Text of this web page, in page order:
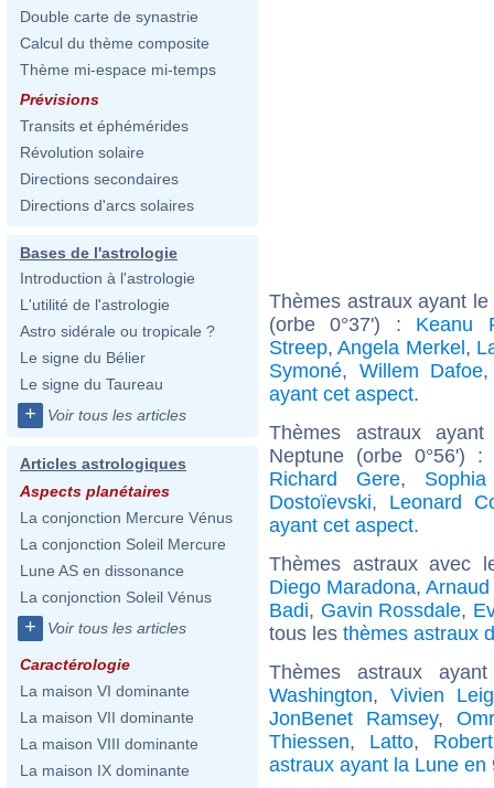
Double carte de synastrie
Calcul du thème composite
Thème mi-espace mi-temps
Prévisions
Transits et éphémérides
Révolution solaire
Directions secondaires
Directions d'arcs solaires
Bases de l'astrologie
Introduction à l'astrologie
L'utilité de l'astrologie
Astro sidérale ou tropicale ?
Le signe du Bélier
Le signe du Taureau
+ Voir tous les articles
Articles astrologiques
Aspects planétaires
La conjonction Mercure Vénus
La conjonction Soleil Mercure
Lune AS en dissonance
La conjonction Soleil Vénus
+ Voir tous les articles
Caractérologie
La maison VI dominante
La maison VII dominante
La maison VIII dominante
La maison IX dominante
Thèmes astraux ayant
(orbe 0°37') : Keanu
Streep,Angela Merkel,
Symoné, Willem Dafoe
ayant cet aspect.
Thèmes astraux
Neptune (orbe 0°56')
Richard Gere,
Dostoïevski, Leonard
ayant cet aspect.
Thèmes astraux avec
Diego Maradona,
Badi, Gavin Rossdale,
tous les thèmes astraux
Thèmes astraux
Washington, Vivien
JonBenet Ramsey,
Thiessen, Latto,
astraux ayant la Lune en